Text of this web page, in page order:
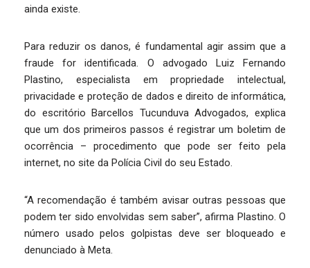
ainda existe.
Para reduzir os danos, é fundamental agir assim que a
fraude for identificada. O advogado Luiz Fernando
Plastino, especialista em propriedade intelectual,
privacidade e proteção de dados e direito de informática,
do escritório Barcellos Tucunduva Advogados, explica
que um dos primeiros passos é registrar um boletim de
ocorrência – procedimento que pode ser feito pela
internet, no site da Polícia Civil do seu Estado.
“A recomendação é também avisar outras pessoas que
podem ter sido envolvidas sem saber”, afirma Plastino. O
número usado pelos golpistas deve ser bloqueado e
denunciado à Meta.